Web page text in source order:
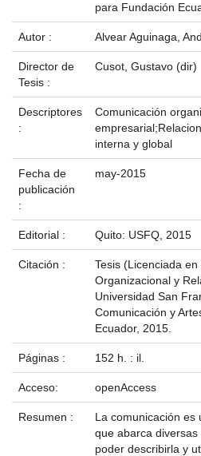
para Fundación
Autor : Alvear Aguinaga,
Director de
Tesis :
Cusot, Gustavo (dir)
Descriptores
:
Comunicación
interna y global
Fecha de
publicación
:
may-2015
Editorial : Quito: USFQ, 2015
Citación :
Tesis (Licenciada
Organizacional y
Universidad San
Comunicación y
Ecuador, 2015.
Páginas : 152 h. : il.
Acceso: openAccess
Resumen :
La comunicación es
que abarca
poder describirla y